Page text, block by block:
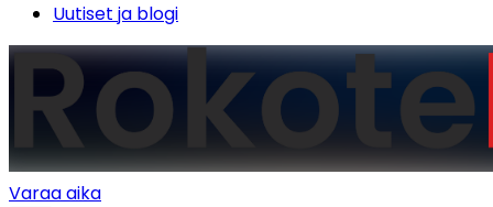
Uutiset ja blogi
Varaa aika